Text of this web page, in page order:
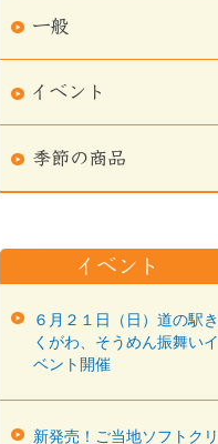
６月２１日（日）道の駅き
くがわ、そうめん振舞いイ
ベント開催
新発売！ご当地ソフトクリ